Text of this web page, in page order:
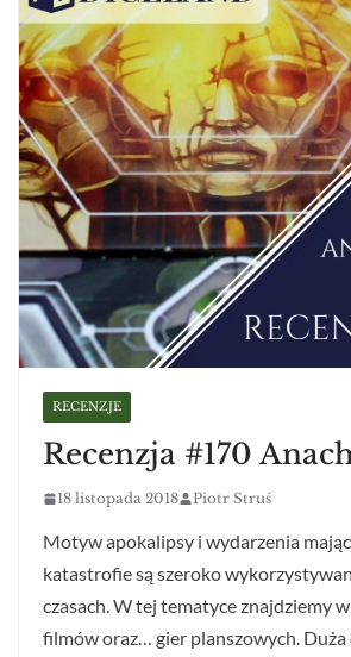
RECENZJE
Recenzja #170
18 listopada 2018 Piotr Struś
Motyw apokalipsy i wydarzenia
katastrofie są szeroko
czasach. W tej tematyce znajdziemy
filmów oraz… gier planszowych.